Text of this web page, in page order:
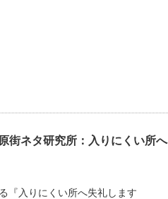
街ネタ研究所：入りにくい所へ
『入りにくい所へ失礼します